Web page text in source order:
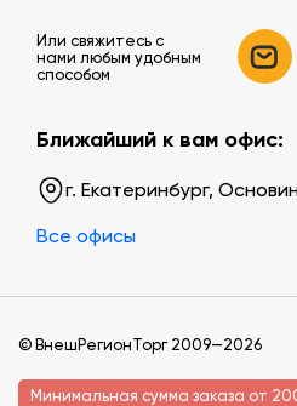
Или свяжитесь c
нами любым удобным
способом
Ближайший к вам офис:
г. Екатеринбург,
Все офисы
© ВнешРегионТорг 2009—2026
Минимальная сумма заказа от